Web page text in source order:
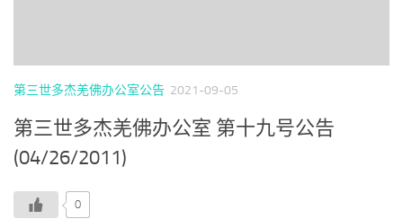
第三世多杰羌佛办公室公告 2021-09-05
第三世多杰羌佛办公室 第十九号公告
(04/26/2011)
0